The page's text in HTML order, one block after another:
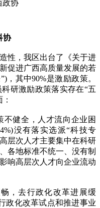
政协
协
，我区出台了《关于进
促进广西高质量发展的若
，其中90%是激励政策。
研激励政策落实存在“五
健全，人才流向企业困
没有落实选派“科技专
层次人才主要集中在科研
各地标准不统一、没有制
响高层次人才向企业流动
去行政化改革进展缓
政化改革试点和推进事业